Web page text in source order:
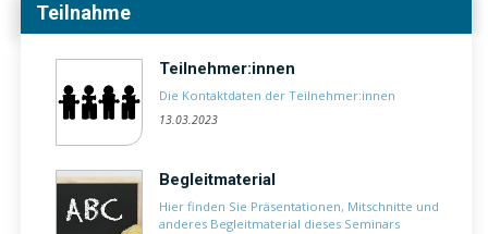
Teilnahme
Teilnehmer:innen
Die Kontaktdaten der Teilnehmer:innen
13.03.2023
Begleitmaterial
Hier finden Sie Präsentationen, Mitschnitte und
anderes Begleitmaterial dieses Seminars